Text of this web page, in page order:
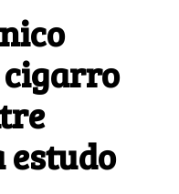
cigarro
estudo